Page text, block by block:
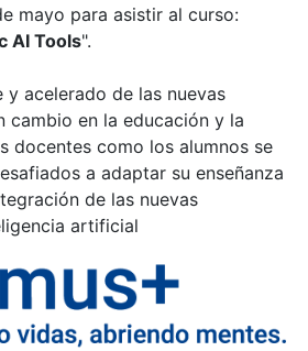
mayo para asistir al curso:
AI Tools".
y acelerado de las nuevas
cambio en la educación y la
docentes como los alumnos se
a adaptar su enseñanza
de las nuevas
artificial